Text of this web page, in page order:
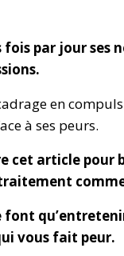
par jour ses
en
à ses peurs.
cet article pour
vous fait peur.